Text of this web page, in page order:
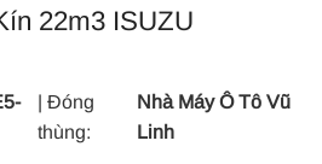
22m3 ISUZU
| Đóng
thùng:
Nhà Máy Ô Tô Vũ
Linh